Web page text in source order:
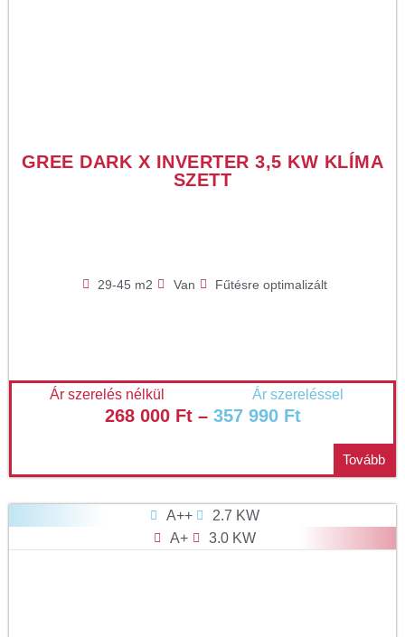
GREE DARK X INVERTER 3,5 KW KLÍMA
SZETT
29-45 m2 Van Fűtésre optimalizált
Ár szerelés nélkül Ár szereléssel
268 000 Ft– 357 990 Ft
Tovább
A++
2.7 KW
A+
3.0 KW